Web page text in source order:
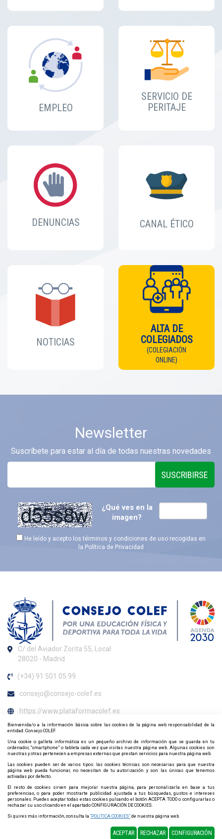
EMPLEO
SERVICIO DE
PERITAJE
DENUNCIAS CANAL ÉTICO
NOTICIAS
ALTA DE
COLEGIADOS
(COLEGIACIÓN
ONLINE)
Newsletter
Suscríbete para estar al día de todas nuestras novedades
SUSCRIBIRSE
¿Qué ves en la
imagen?
He leído y acepto los términos y condiciones de uso recogidas en
la Política de Privacidad
C/ del Aviador Zorita 55, Local
28020 - Madrid
(+34) 91 501 05 99
consejo@consejo-colef.es
https://www.plataformacolef.es
Horario de atención al colegiado
De lunes a viernes de 09:00 h. a 20:00 h.
Contacta y síguenos por redes sociales
Política de Cookies Mapa web
Bienvenida/o a la información básica sobre las cookies de la página web responsabilidad de la
entidad: Consejo COLEF.
Una cookie o galleta informática es un pequeño archivo de información que se guarda en tu
ordenador, “smartphone” o tableta cada vez que visitas nuestra página web. Algunas cookies son
nuestras y otras pertenecen a empresas externas que prestan servicios para nuestra página web.
Las cookies pueden ser de varios tipos: las cookies técnicas son necesarias para que nuestra
página web pueda funcionar, no necesitan de tu autorización y son las únicas que tenemos
activadas por defecto.
El resto de cookies sirven para mejorar nuestra página, para personalizarla en base a tus
preferencias, o para poder mostrarte publicidad ajustada a tus búsquedas, gustos e intereses
personales. Puedes aceptar todas estas cookies pulsando el botón ACEPTA TODO o configurarlas o
rechazar su uso clicando en el apartado CONFIGURACIÓN DE COOKIES.
Si quires más información, consulta la “POLITICA COOKIES” de nuestra página web.
ACEPTAR RECHAZAR CONFIGURACIÓN